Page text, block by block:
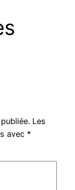
Les
avec *